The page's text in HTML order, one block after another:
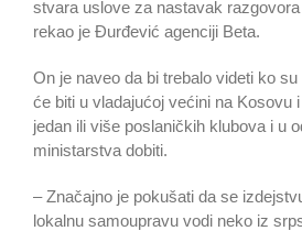
stvara uslove za nastavak
rekao je Đurđević agenciji Beta.
On je naveo da bi trebalo videti ko
će biti u vladajućoj većini na Kosovu
jedan ili više poslaničkih klubova i u
ministarstva dobiti.
– Značajno je pokušati da se
lokalnu samoupravu vodi neko iz